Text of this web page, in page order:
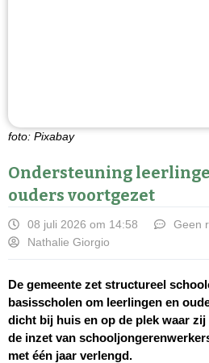
foto: Pixabay
Ondersteuning
ouders voortgezet
08 juli 2026 om 14:58
Geen
Nathalie Giorgio
De gemeente zet structureel
basisscholen om leerlingen en
dicht bij huis en op de plek waar
de inzet van
met één jaar verlengd.